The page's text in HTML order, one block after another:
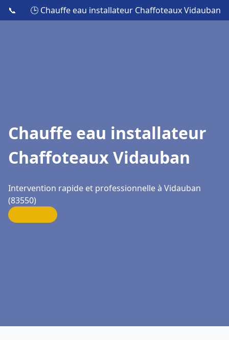
📞 🕒 Chauffe eau installateur Chaffoteaux Vidauban
Chauffe eau installateur
Chaffoteaux Vidauban
Intervention rapide et professionnelle à Vidauban
(83550)